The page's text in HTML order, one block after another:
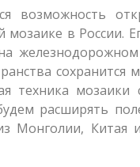
возможность
в России.
сохранится
техника
расширять
Монголии, Китая